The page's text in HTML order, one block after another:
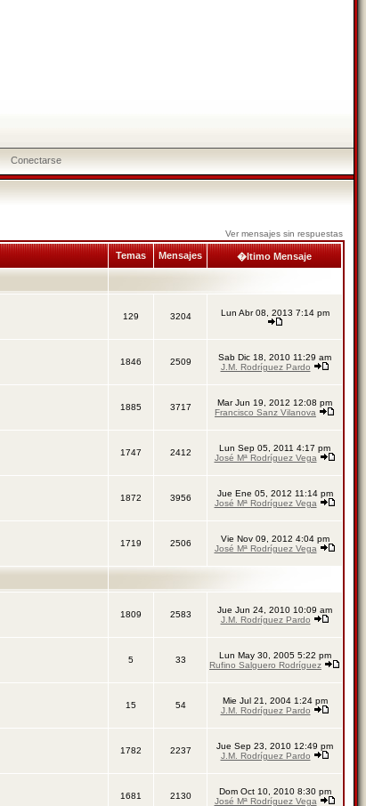
Conectarse
Ver mensajes sin respuestas
Temas Mensajes �ltimo Mensaje
129 3204 Lun Abr 08, 2013 7:14 pm
1846 2509
Sab Dic 18, 2010 11:29 am
J.M. Rodríguez Pardo
1885 3717
Mar Jun 19, 2012 12:08 pm
Francisco Sanz Vilanova
1747 2412
Lun Sep 05, 2011 4:17 pm
José Mª Rodríguez Vega
1872 3956
Jue Ene 05, 2012 11:14 pm
José Mª Rodríguez Vega
1719 2506
Vie Nov 09, 2012 4:04 pm
José Mª Rodríguez Vega
1809 2583
Jue Jun 24, 2010 10:09 am
J.M. Rodríguez Pardo
5 33
Lun May 30, 2005 5:22 pm
Rufino Salguero Rodríguez
15 54
Mie Jul 21, 2004 1:24 pm
J.M. Rodríguez Pardo
1782 2237
Jue Sep 23, 2010 12:49 pm
J.M. Rodríguez Pardo
1681 2130
Dom Oct 10, 2010 8:30 pm
José Mª Rodríguez Vega